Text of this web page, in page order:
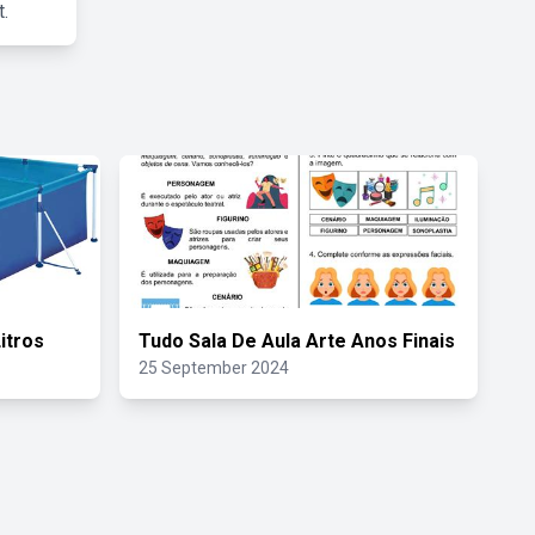
Tudo Sala De Aula Arte Anos Finais
25 September 2024